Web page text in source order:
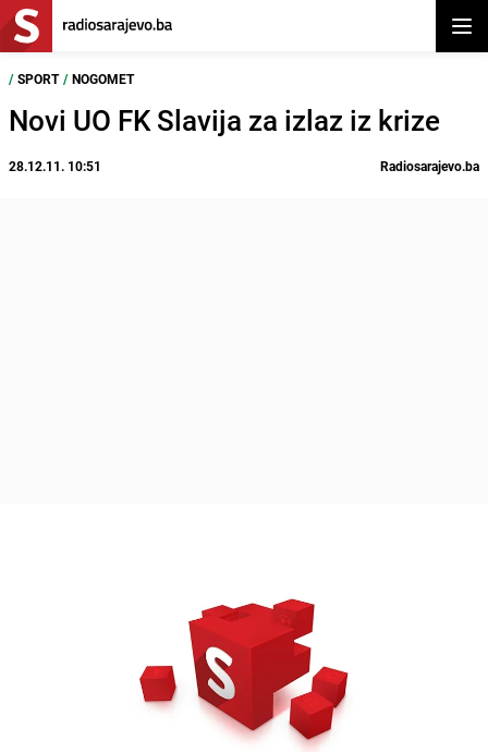
/ SPORT / NOGOMET
Novi UO FK Slavija za izlaz iz krize
28.12.11. 10:51 Radiosarajevo.ba